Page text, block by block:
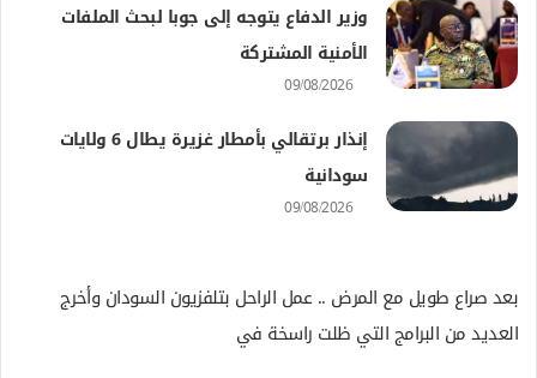
وزير الدفاع يتوجه إلى جوبا لبحث الملفات
الأمنية المشتركة
09/08/2026
إنذار برتقالي بأمطار غزيرة يطال 6 ولايات
سودانية
09/08/2026
بعد صراع طويل مع المرض .. عمل الراحل بتلفزيون السودان وأخرج
العديد من البرامج التي ظلت راسخة في